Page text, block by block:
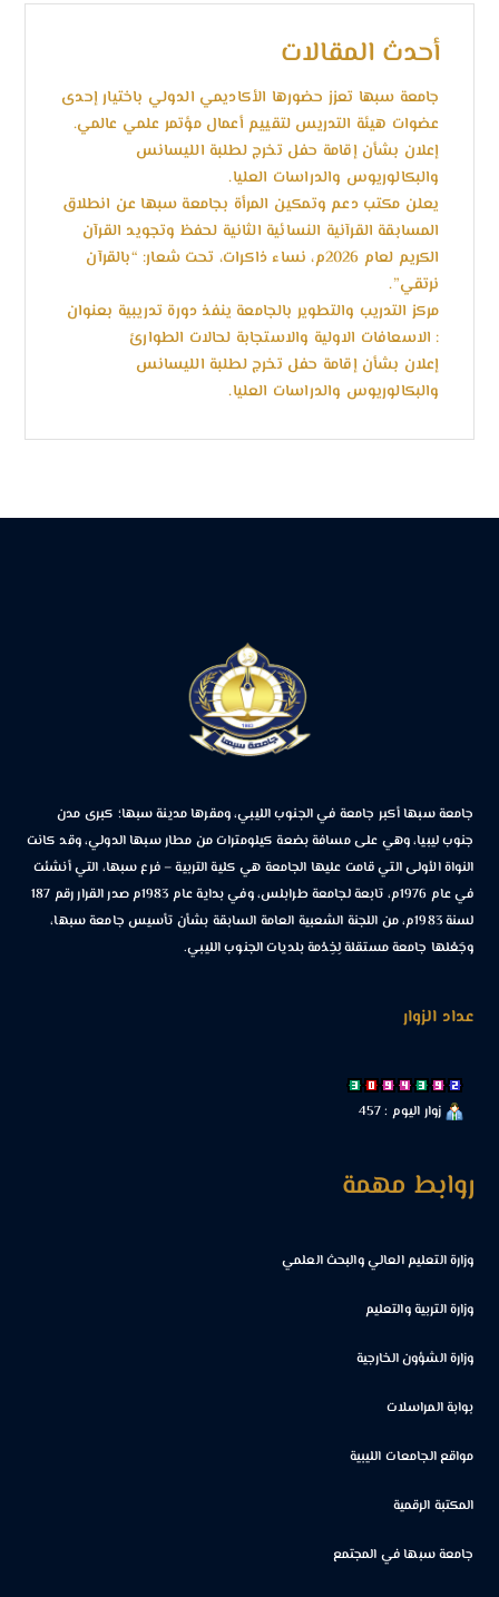
أحدث المقالات
جامعة سبها تعزز حضورها الأكاديمي الدولي باختيار إحدى
عضوات هيئة التدريس لتقييم أعمال مؤتمر علمي عالمي.
إعلان بشأن إقامة حفل تخرج لطلبة الليسانس
والبكالوريوس والدراسات العليا.
يعلن مكتب دعم وتمكين المرأة بجامعة سبها عن انطلاق
المسابقة القرآنية النسائية الثانية لحفظ وتجويد القرآن
الكريم لعام 2026م، نساء ذاكرات، تحت شعار: “بالقرآن
نرتقي”.
مركز التدريب والتطوير بالجامعة ينفذ دورة تدريبية بعنوان
: الاسعافات الاولية والاستجابة لحالات الطوارئ
إعلان بشأن إقامة حفل تخرج لطلبة الليسانس
والبكالوريوس والدراسات العليا.
جامعة سبها أكبر جامعة في الجنوب الليبي، ومقرها مدينة سبها؛ كبرى مدن
جنوب ليبيا، وهي على مسافة بضعة كيلومترات من مطار سبها الدولي، وقد كانت
النواة الأولى التي قامت عليها الجامعة هي كلية التربية – فرع سبها، التي أنشئت
في عام 1976م، تابعة لجامعة طرابلس، وفي بداية عام 1983م صدر القرار رقم 187
لسنة 1983م، من اللجنة الشعبية العامة السابقة بشأن تأسيس جامعة سبها،
وجَعْلها جامعة مستقلة لِخِدْمة بلديات الجنوب الليبي.
عداد الزوار
زوار اليوم : 457
روابط مهمة
وزارة التعليم العالي والبحث العلمي
وزارة التربية والتعليم
وزارة الشؤون الخارجية
بوابة المراسلات
مواقع الجامعات الليبية
المكتبة الرقمية
جامعة سبها في المجتمع